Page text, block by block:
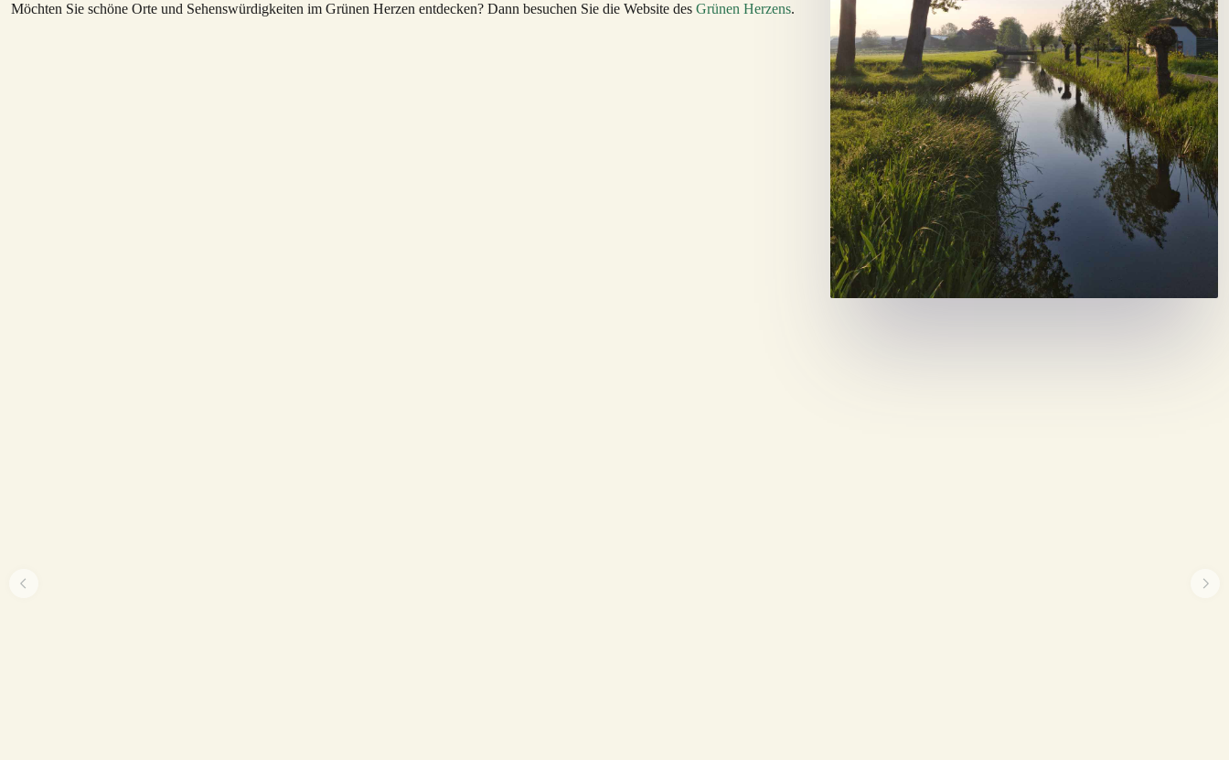
Möchten Sie schöne Orte und Sehenswürdigkeiten im Grünen Herzen entdecken? Dann besuchen Sie die Website des Grünen Herzens.